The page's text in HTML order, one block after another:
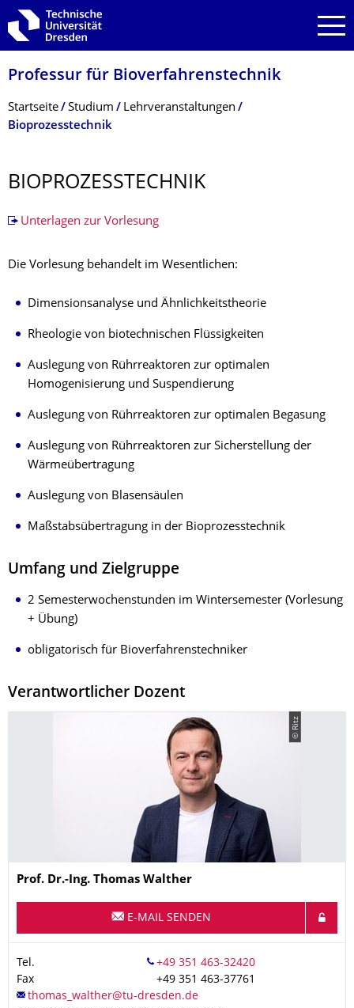
Zur Hauptnavigation springen
Zur Suche springen
Zum Inhalt springen
Professur für Bioverfahrenstech­nik
Breadcrumb-Menü
Startseite Studium
Lehrveranstaltungen
Bioprozesstechnik
BIOPROZESSTECH­NIK
Unterlagen zur Vorlesung
Die Vorlesung behandelt im Wesentlichen:
Dimensionsanalyse und Ähnlichkeitstheorie
Rheologie von biotechnischen Flüssigkeiten
Auslegung von Rührreaktoren zur optimalen
Homogenisierung und Suspendierung
Auslegung von Rührreaktoren zur optimalen Begasung
Auslegung von Rührreaktoren zur Sicherstellung der
Wärmeübertragung
Auslegung von Blasensäulen
Maßstabsübertragung in der Bioprozesstechnik
Umfang und Zielgruppe
2 Semesterwochenstunden im Wintersemester (Vorlesung
+ Übung)
obligatorisch für Bioverfahrenstechniker
Verantwortlicher Dozent
© Ritz
Name
Prof. Dr.-Ing. Thomas Walther
E-MAIL SENDEN
Tel.
Fax
+49 351 463-37761